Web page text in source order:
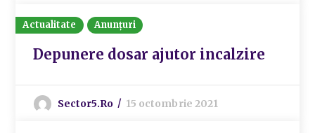
Actualitate Anunțuri
Depunere dosar ajutor incalzire
Sector5.ro 15 octombrie 2021